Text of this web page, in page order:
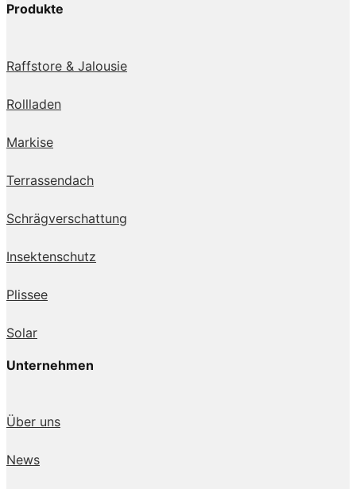
Produkte
Raffstore & Jalousie
Rollladen
Markise
Terrassendach
Schrägverschattung
Insektenschutz
Plissee
Solar
Unternehmen
Über uns
News